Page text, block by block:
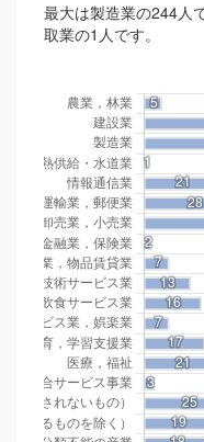
最大は製造業の244人
取業の1人です。